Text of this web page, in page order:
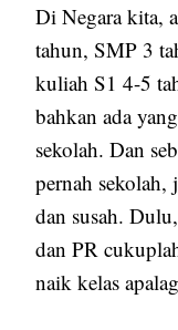
Di Negara kita,
tahun, SMP 3
kuliah S1 4-5
bahkan ada
sekolah. Dan
pernah sekolah,
dan susah.
dan PR
naik kelas